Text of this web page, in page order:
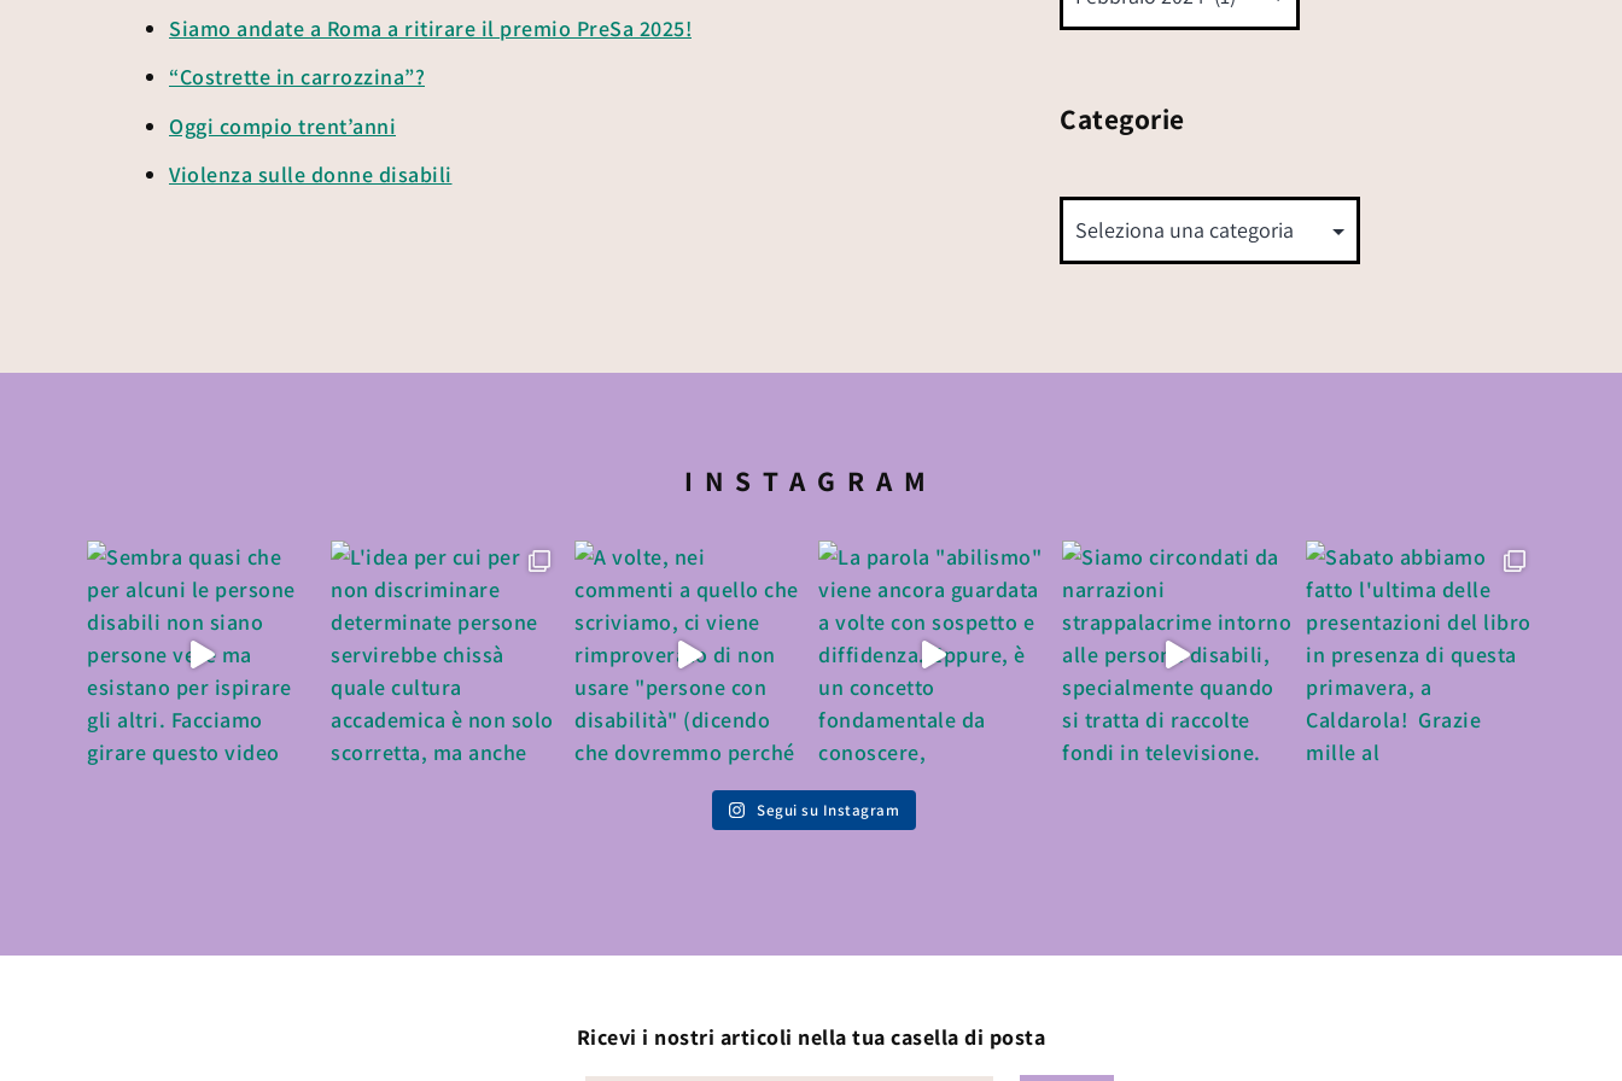
Siamo andate a Roma a ritirare il premio PreSa 2025!
“Costrette in carrozzina”?
Oggi compio trent’anni
Violenza sulle donne disabili
Categorie
INSTAGRAM
Segui su Instagram
Ricevi i nostri articoli nella tua casella di posta